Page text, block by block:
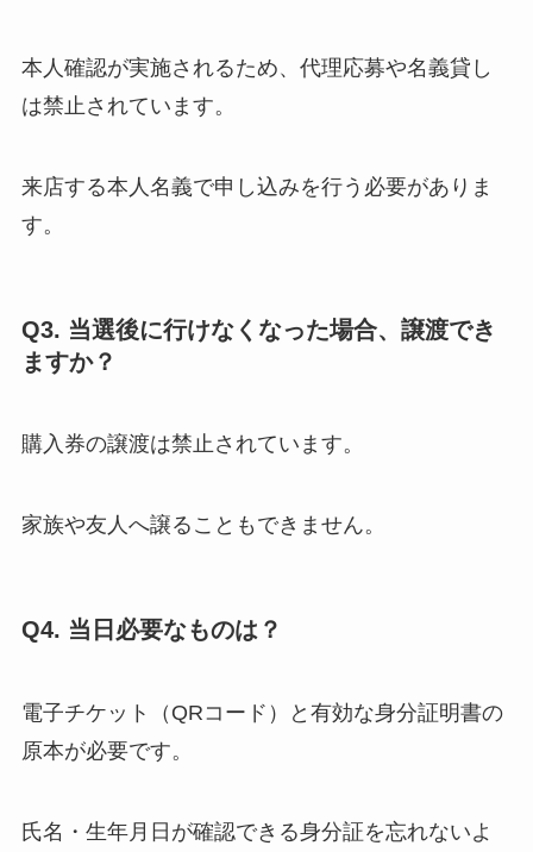
本人確認が実施されるため、代理応募や名義貸し
は禁止されています。
来店する本人名義で申し込みを行う必要がありま
す。
Q3. 当選後に行けなくなった場合、譲渡でき
ますか？
購入券の譲渡は禁止されています。
家族や友人へ譲ることもできません。
Q4. 当日必要なものは？
電子チケット（QRコード）と有効な身分証明書の
原本が必要です。
氏名・生年月日が確認できる身分証を忘れないよ